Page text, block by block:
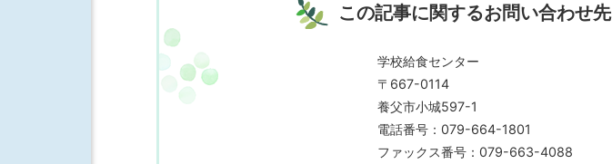
この記事に関するお問い合わせ先
学校給食センター
〒667-0114
養父市小城597-1
電話番号：079-664-1801
ファックス番号：079-663-4088